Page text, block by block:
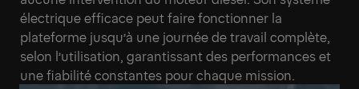
électrique efficace peut faire fonctionner la
plateforme jusqu’à une journée de travail complète,
selon l’utilisation, garantissant des performances et
une fiabilité constantes pour chaque mission.